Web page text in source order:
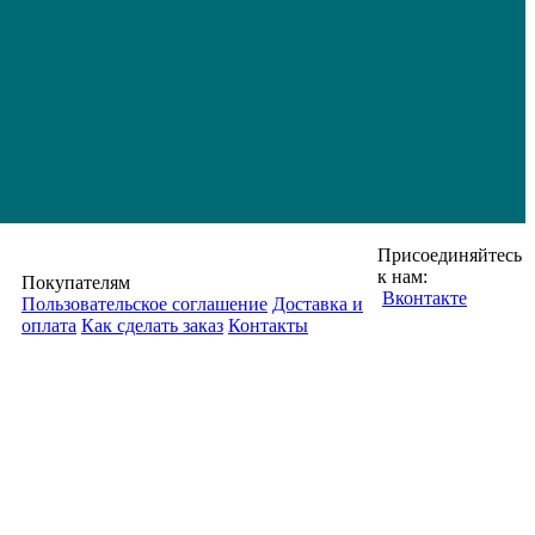
Покупателям
Пользовательское соглашение Доставка и
оплата Как сделать заказ Контакты
Присоединяйтесь
к нам:
Вконтакте